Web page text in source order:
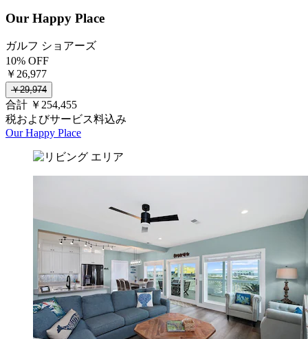
Our Happy Place
ガルフ ショアーズ
10% OFF
￥26,977
￥29,974
合計 ￥254,455
税およびサービス料込み
Our Happy Place